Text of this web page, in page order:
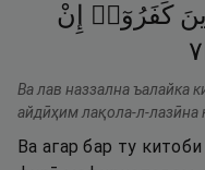
كَفَرُوٓا۟
إِنْ
٧
Ва лав наззална ъалайка
айдӣҳим лақола-л-лазӣна
Ва агар бар ту